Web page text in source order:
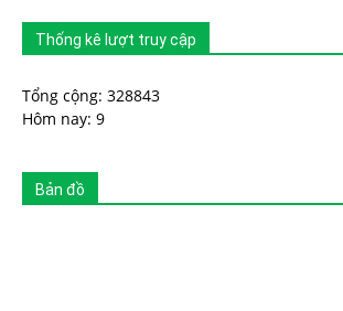
Thống kê lượt truy cập
Tổng cộng: 328843
Hôm nay: 9
Bản đồ